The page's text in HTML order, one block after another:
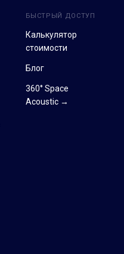
БЫСТРЫЙ ДОСТУП
Калькулятор
стоимости
Блог
360° Space
Acoustic →